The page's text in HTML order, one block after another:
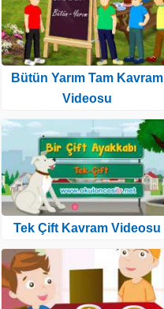
Bütün Yarım Tam Kavram
Videosu
Tek Çift Kavram Videosu